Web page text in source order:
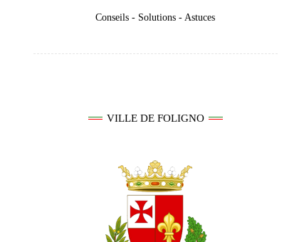
Conseils - Solutions - Astuces
VILLE DE FOLIGNO